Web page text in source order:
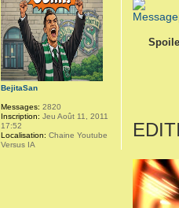
BejitaSan
Messages: 2820
Inscription: Jeu Août 11, 2011
17:52
Localisation: Chaine Youtube
Versus IA